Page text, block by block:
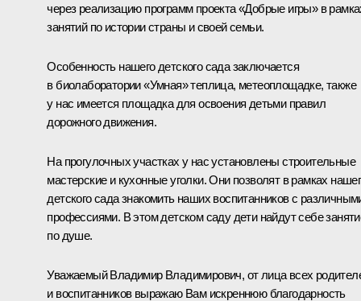
через реализацию программ проекта «Добрые игры» в
занятий по истории страны и своей семьи.
Особенность нашего детского сада заключается
в биолаборатории «Умная» теплица, метеоплощадке, также
у нас имеется площадка для освоения детьми правил
дорожного движения.
На прогулочных участках у нас установлены строительные
мастерские и кухонные уголки. Они позволят в рамках
детского сада знакомить наших воспитанников с
профессиями. В этом детском саду дети найдут себе
по душе.
Уважаемый Владимир Владимирович, от лица всех
и воспитанников выражаю Вам искреннюю благодарность